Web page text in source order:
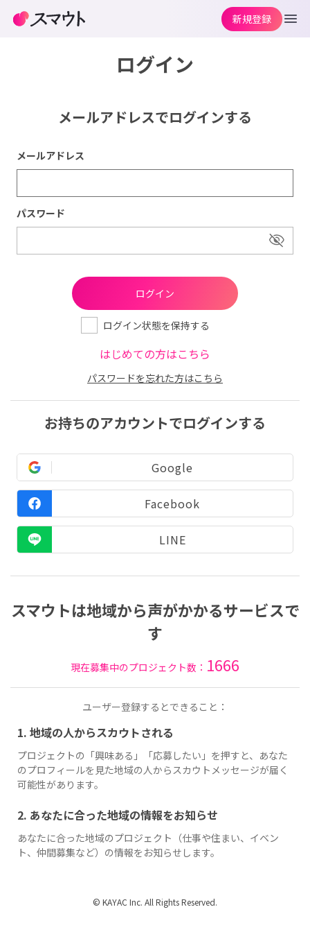
ログイン
メールアドレスでログインする
メールアドレス
パスワード
ログイン状態を保持する
はじめての方はこちら
パスワードを忘れた方はこちら
お持ちのアカウントでログインする
Google
Facebook
LINE
スマウトは地域から声がかかるサービスで
す
現在募集中のプロジェクト数： 1666
ユーザー登録するとできること：
1. 地域の人からスカウトされる
プロジェクトの「興味ある」「応募したい」を押すと、あなた
のプロフィールを見た地域の人からスカウトメッセージが届く
可能性があります。
2. あなたに合った地域の情報をお知らせ
あなたに合った地域のプロジェクト（仕事や住まい、イベン
ト、仲間募集など）の情報をお知らせします。
新規登録
© KAYAC Inc. All Rights Reserved.